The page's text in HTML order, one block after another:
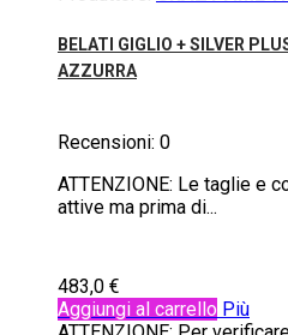
BELATI GIGLIO + SILVER
AZZURRA
Recensioni: 0
ATTENZIONE: Le taglie e
attive ma prima di...
483,0 €
Aggiungi al carrello Più